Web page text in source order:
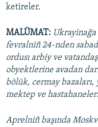
ketireler.
MALÜMAT: Ukrayinağa
fevralniñ 24-nden
ordusı arbiy ve
obyektlerine avadan
bölük, cermay bazaları,
mektep ve
Aprelniñ başında